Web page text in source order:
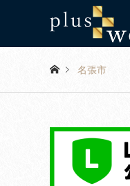
名張市